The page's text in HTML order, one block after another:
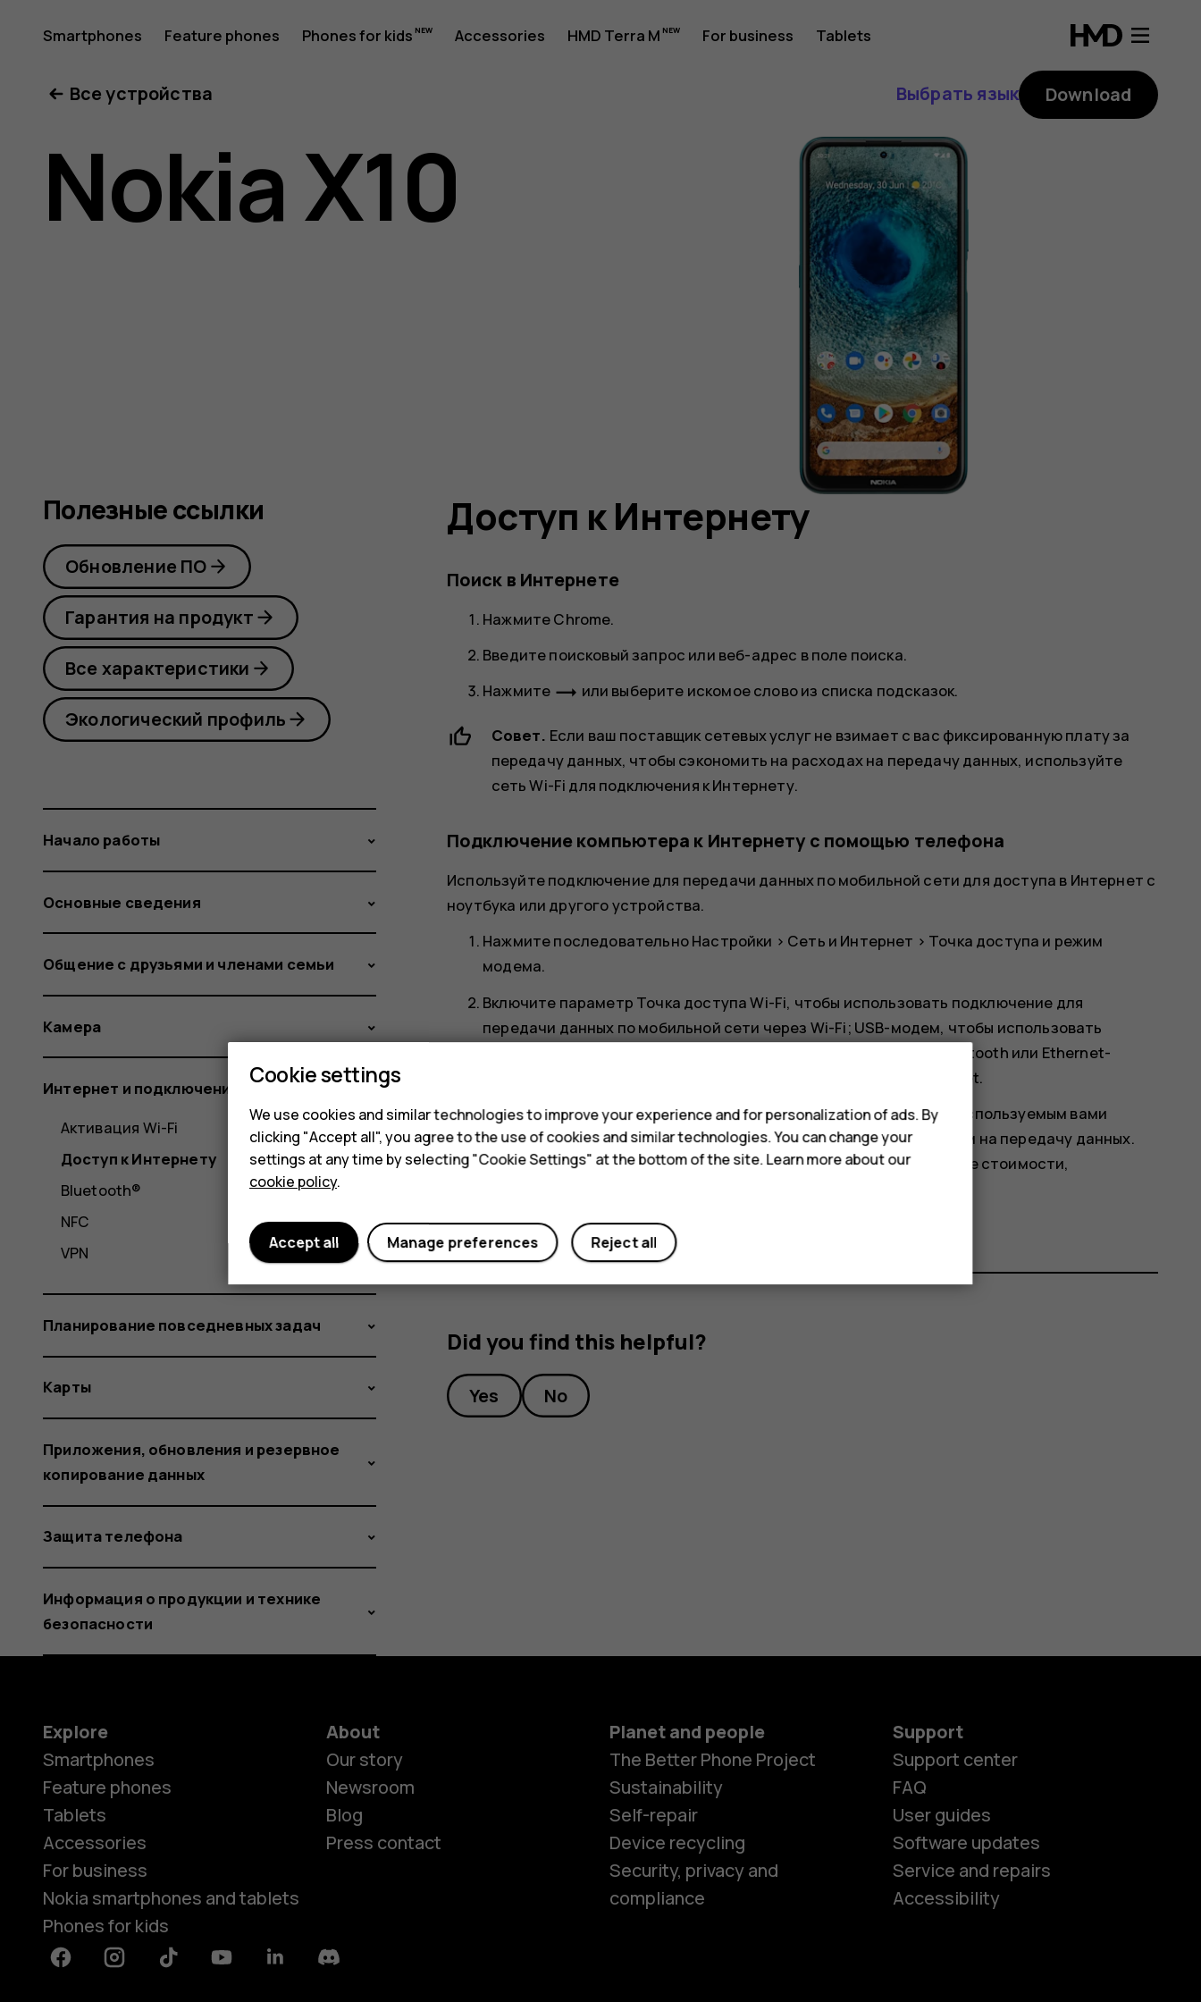
Nokia
X10
user
Smartphones Feature phones Phones for kids Accessories HMD Terra M For business Tablets
Smartphones
Все устройства Выбрать язык Download
Nokia X10
Доступ к Интернету
Поиск в Интернете
НажмитеChrome.
Введите поисковый запрос или веб-адрес в поле поиска.
Нажмите trending_flat или выберите искомое слово из списка подсказок.
Совет. Если ваш поставщик сетевых услуг не взимает с вас фиксированную плату за
передачу данных, чтобы сэкономить на расходах на передачу данных, используйте
сеть Wi-Fi для подключения к Интернету.
Подключение компьютера к Интернету с помощью телефона
Используйте подключение для передачи данных по мобильной сети для доступа в Интернет с
ноутбука или другого устройства.
Нажмите последовательноНастройки > Сеть и Интернет > Точка доступа и режим
модема.
Включите параметр Точка доступа Wi-Fi, чтобы использовать подключение для
передачи данных по мобильной сети через Wi-Fi; USB-модем, чтобы использовать
, чтобы использовать Bluetooth или Ethernet-
, чтобы использовать кабельное подключение USB Ethernet.
Другие устройства передают и получают данные в соответствии с используемым вами
тарифным планом, и это может привести к дополнительным расходам на передачу данных.
Чтобы получить сведения о доступности услуги передачи данных и ее стоимости,
Did you find this helpful?
Yes No
Полезные ссылки
Обновление ПО
Гарантия на продукт
Все характеристики
Экологический профиль
Начало работы
Основные сведения
Общение с друзьями и членами семьи
Камера
Интернет и подключения
Активация Wi-Fi
Доступ к Интернету
Bluetooth®
NFC
VPN
Планирование повседневных задач
Карты
Приложения, обновления и резервное
копирование данных
Защита телефона
Информация о продукции и технике
безопасности
Explore
Smartphones
Feature phones
Tablets
Accessories
For business
Nokia smartphones and tablets
Phones for kids
About
Our story
Newsroom
Blog
Press contact
Planet and people
The Better Phone Project
Sustainability
Self-repair
Device recycling
Security, privacy and
compliance
Support
Support center
FAQ
User guides
Software updates
Service and repairs
Accessibility
FacebookInstagramTiktok YoutubeLinkedinDiscord
Cookie settings
We use cookies and similar technologies to improve your experience and for personalization of ads. By
clicking "Accept all", you agree to the use of cookies and similar technologies. You can change your
settings at any time by selecting "Cookie Settings" at the bottom of the site. Learn more about our
cookie policy.
Reject all
Manage preferences
Accept all